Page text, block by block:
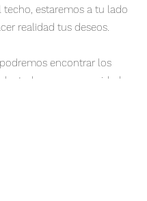
techo, estaremos a tu lado
realidad tus deseos.
encontrar los
a sus necesidades